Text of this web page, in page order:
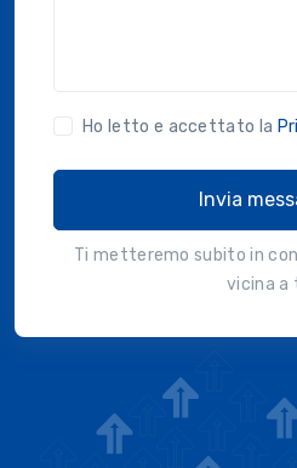
Ho letto e accettato la
Invia
Ti metteremo subito in
vicina a